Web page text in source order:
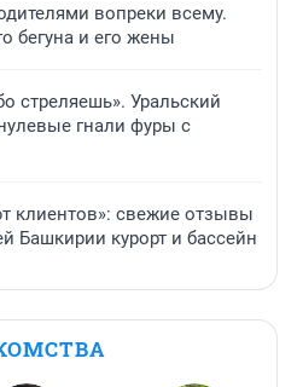
вопреки всему.
бегуна и его жены
стреляешь». Уральский
гнали фуры с
клиентов»: свежие отзывы
Башкирии курорт и бассейн